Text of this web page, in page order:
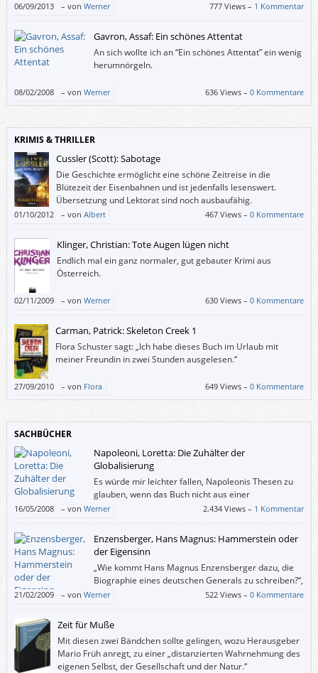
auch mit Chile zu tun hat. Leider berichtet der Großvater
ziemlich sprunghaft, sodass man den roten Faden leicht verlieren kann.
06/09/2013 – von Werner 777 Views – 1 Kommentar
Gavron, Assaf: Ein schönes Attentat
An sich wollte ich an “Ein schönes Attentat” ein wenig
herumnörgeln.
08/02/2008 – von Werner 636 Views –0 Kommentare
KRIMIS & THRILLER
Cussler (Scott): Sabotage
Die Geschichte ermöglicht eine schöne Zeitreise in die
Blütezeit der Eisenbahnen und ist jedenfalls lesenswert.
Übersetzung und Lektorat sind noch ausbaufähig.
01/10/2012 – von Albert 467 Views –0 Kommentare
Klinger, Christian: Tote Augen lügen nicht
Endlich mal ein ganz normaler, gut gebauter Krimi aus
Österreich.
02/11/2009 – von Werner 630 Views –0 Kommentare
Carman, Patrick: Skeleton Creek 1
Flora Schuster sagt: „Ich habe dieses Buch im Urlaub mit
meiner Freundin in zwei Stunden ausgelesen.“
27/09/2010 – von Flora 649 Views –0 Kommentare
SACHBÜCHER
Napoleoni, Loretta: Die Zuhälter der
Globalisierung
Es würde mir leichter fallen, Napoleonis Thesen zu
glauben, wenn das Buch nicht aus einer
Aneinanderreihung von Behauptungen bestehen
würde, die mit (angeblichen) Fakten untermauert werden.
16/05/2008 – von Werner 2.434 Views – 1 Kommentar
Enzensberger, Hans Magnus: Hammerstein oder
der Eigensinn
„Wie kommt Hans Magnus Enzensberger dazu, die
Biographie eines deutschen Generals zu schreiben?“,
fragt uns der Verlag, und Enzensberger selbst erklärt
es in einem Postskriptum: „Weil sich an Hand der Geschichte der Familie
Hammerstein auf kleinstem Raum alle entscheidenden Motive und
Widersprüche des deutschen Ernstfalls wiederfinden und darstellen
lassen.“
21/02/2009 – von Werner 522 Views –0 Kommentare
Zeit für Muße
Mit diesen zwei Bändchen sollte gelingen, wozu Herausgeber
Mario Früh anregt, zu einer „distanzierten Wahrnehmung des
eigenen Selbst, der Gesellschaft und der Natur.“